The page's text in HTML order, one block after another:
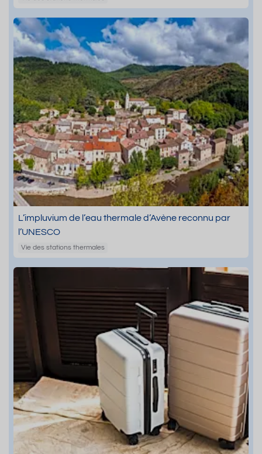
L’impluvium de l’eau thermale d’Avène reconnu par
l’UNESCO
Vie des stations thermales